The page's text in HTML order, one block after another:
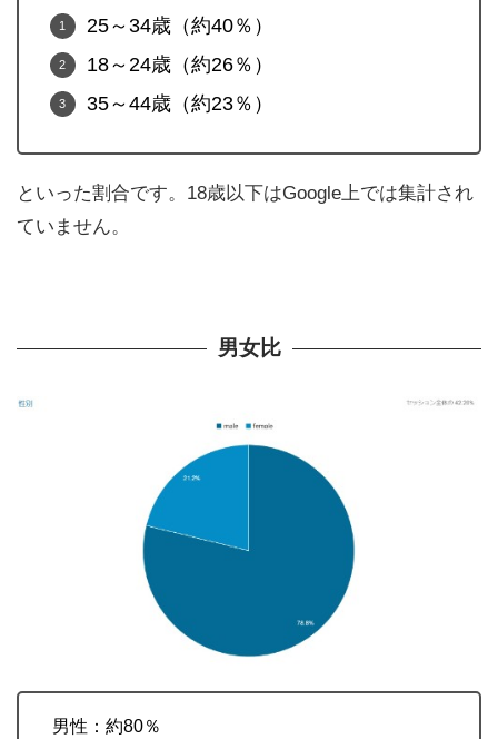
25～34歳（約40％）
18～24歳（約26％）
35～44歳（約23％）
といった割合です。18歳以下はGoogle上では集計され
ていません。
男女比
男性：約80％